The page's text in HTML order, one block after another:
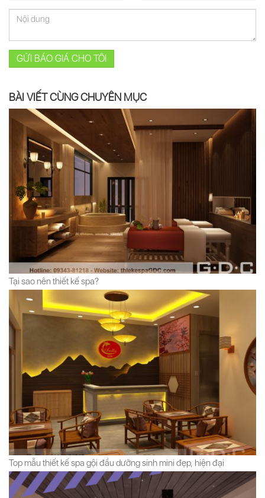
GỬI BÁO GIÁ CHO TÔI
BÀI VIẾT CÙNG CHUYÊN MỤC
Tại sao nên thiết kế spa?
Top mẫu thiết kế spa gội đầu dưỡng sinh mini đẹp, hiện đại